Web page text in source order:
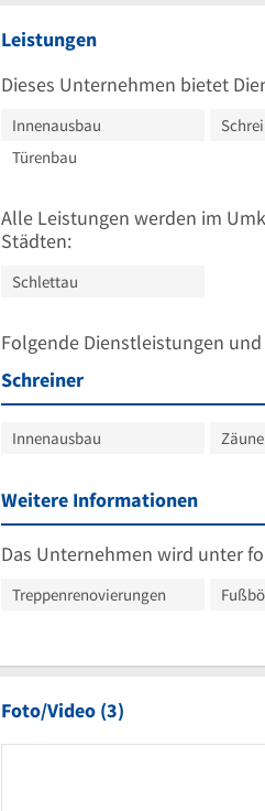
Leistungen
Dieses Unternehmen bietet
Innenausbau
Türenbau
Alle Leistungen werden im
Städten:
Schlettau
Folgende Dienstleistungen
Schreiner
Innenausbau
Weitere Informationen
Das Unternehmen wird unter
Treppenrenovierungen
Foto/Video (3)